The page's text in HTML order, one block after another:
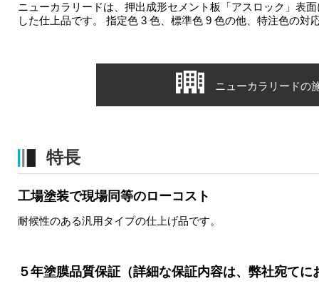
ニューカラリードは、押出成形セメント板「アスロック」表
した仕上品です。 指定色 3 色、標準色 9 色の他、特注色の対
ニューカラリードの
特長
工場塗装で現場同等のローコスト
耐候性のある汎用タイプの仕上げ品です。
５年塗膜品質保証 （詳細な保証内容は、弊社宛て